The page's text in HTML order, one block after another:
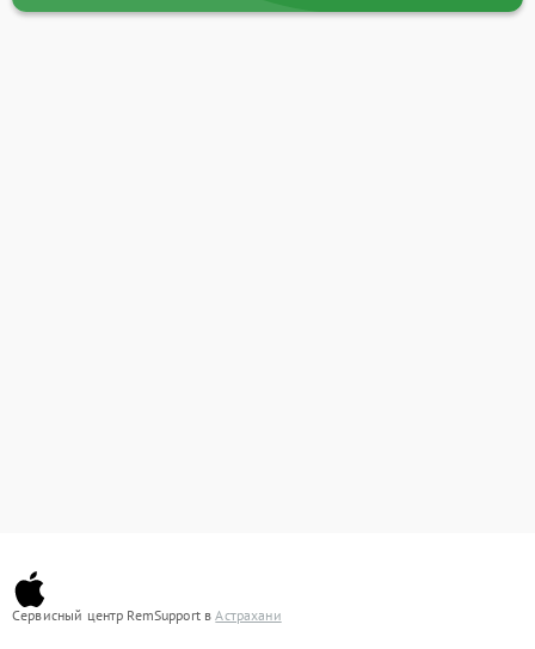
Сервисный центр RemSupport вАстрахани